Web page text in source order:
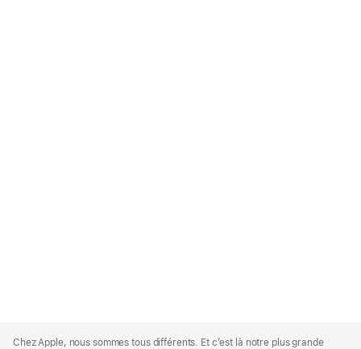
Footer
Chez Apple, nous sommes tous différents. Et c’est là notre plus grande